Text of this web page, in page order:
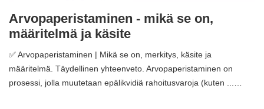
Arvopaperistaminen - mikä se on,
määritelmä ja käsite
✅ Arvopaperistaminen | Mikä se on, merkitys, käsite ja
määritelmä. Täydellinen yhteenveto. Arvopaperistaminen on
prosessi, jolla muutetaan epälikvidiä rahoitusvaroja (kuten ...…